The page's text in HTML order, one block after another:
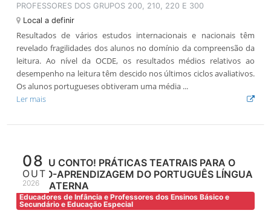
PROFESSORES DOS GRUPOS 200, 210, 220 E 300
Local a definir
Resultados de vários estudos internacionais e nacionais têm
revelado fragilidades dos alunos no domínio da compreensão da
leitura. Ao nível da OCDE, os resultados médios relativos ao
desempenho na leitura têm descido nos últimos ciclos avaliativos.
Os alunos portugueses obtiveram uma média ...
Ler mais
08
OUT
2026
AQUI EU CONTO! PRÁTICAS TEATRAIS PARA O
ENSINO-APRENDIZAGEM DO PORTUGUÊS LÍNGUA
NÃO MATERNA
Educadores de Infância e Professores dos Ensinos Básico e
Secundário e Educação Especial